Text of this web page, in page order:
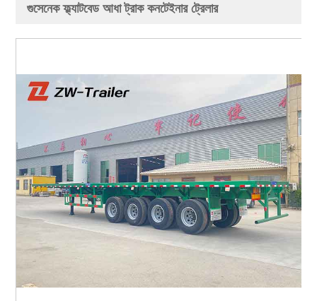
গুসেনেক ফ্ল্যাটবেড আধা ট্রাক কনটেইনার ট্রেলার